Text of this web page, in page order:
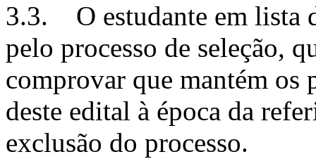
3.3. O estudante em lista
pelo processo de seleção,
comprovar que mantém os
deste edital à época da
exclusão do processo.